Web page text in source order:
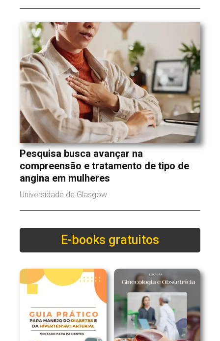
Pesquisa busca avançar na
compreensão e tratamento de tipo de
angina em mulheres
Universidade de Glasgow
E-books gratuitos